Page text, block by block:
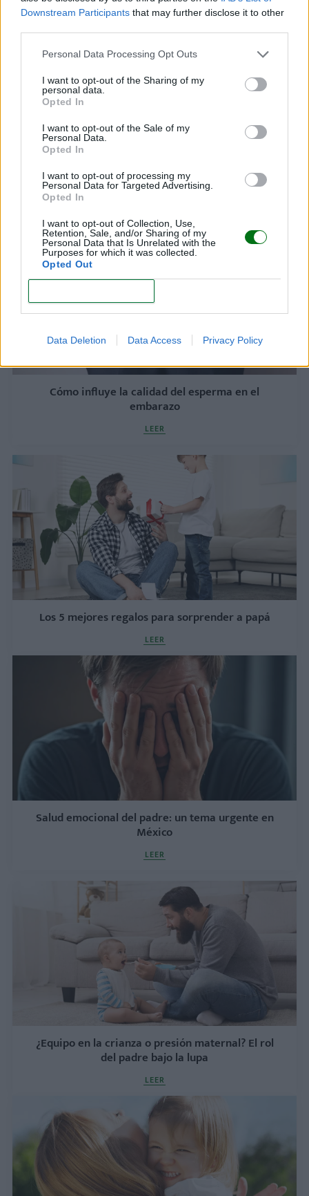
Downstream Participants that may further disclose it to other
Personal Data Processing Opt Outs
I want to opt-out of the Sharing of my
personal data.
Opted In
I want to opt-out of the Sale of my
Personal Data.
Opted In
I want to opt-out of processing my
Personal Data for Targeted Advertising.
Opted In
I want to opt-out of Collection, Use,
Retention, Sale, and/or Sharing of my
Personal Data that Is Unrelated with the
Purposes for which it was collected.
Opted Out
Data Deletion Data Access Privacy Policy
Qué mascota tener si no puedes cuidar un perro
o un gato
Cómo influye la calidad del esperma en el
embarazo
LEER
Los 5 mejores regalos para sorprender a papá
LEER
Salud emocional del padre: un tema urgente en
México
LEER
¿Equipo en la crianza o presión maternal? El rol
del padre bajo la lupa
LEER